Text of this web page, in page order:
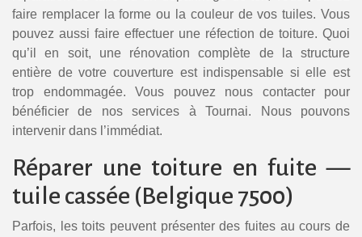
faire remplacer la forme ou la couleur de vos tuiles. Vous
pouvez aussi faire effectuer une réfection de toiture. Quoi
qu’il en soit, une rénovation complète de la structure
entière de votre couverture est indispensable si elle est
trop endommagée. Vous pouvez nous contacter pour
bénéficier de nos services à Tournai. Nous pouvons
intervenir dans l’immédiat.
Réparer une toiture en fuite —
tuile cassée (Belgique 7500)
Parfois, les toits peuvent présenter des fuites au cours de